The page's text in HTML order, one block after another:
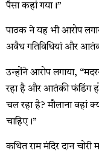
पैसा कहां गया।”
पाठक ने यह भी आरोप
अवैध गतिविधियां और
उन्होंने आरोप लगाया,
रहा है और आतंकी फंडिंग हो
चल रहा है? मौलाना वहां
चाहिए।”
कथित राम मंदिर दान